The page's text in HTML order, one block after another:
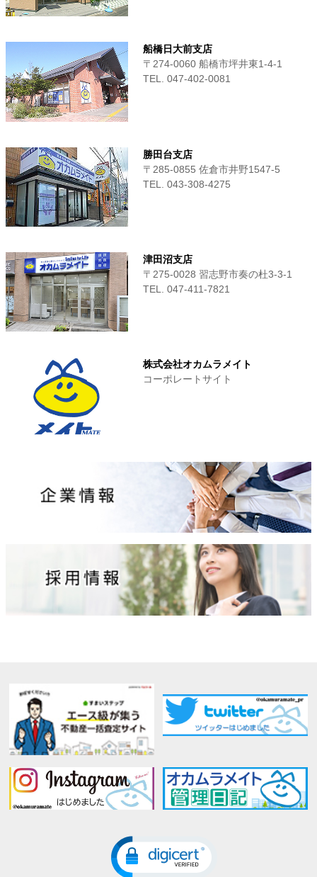
船橋日大前支店
〒274-0060 船橋市坪井東1-4-1
TEL. 047-402-0081
勝田台支店
〒285-0855 佐倉市井野1547-5
TEL. 043-308-4275
津田沼支店
〒275-0028 習志野市奏の杜3-3-1
TEL. 047-411‐7821
株式会社オカムラメイト
コーポレートサイト